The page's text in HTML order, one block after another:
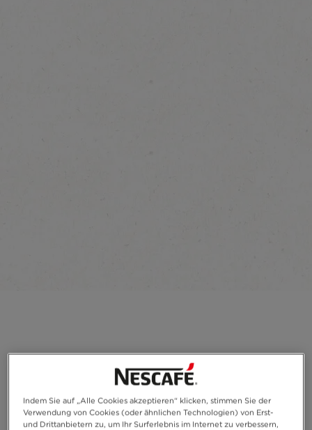
Indem Sie auf „Alle Cookies akzeptieren“ klicken, stimmen Sie der
Verwendung von Cookies (oder ähnlichen Technologien) von Erst-
und Drittanbietern zu, um Ihr Surferlebnis im Internet zu verbessern,